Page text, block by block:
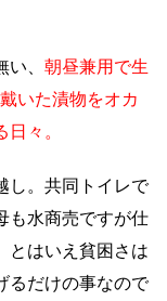
、 朝昼兼用で生
いた漬物をオカ
々。
し。共同トイレで
も水商売ですが仕
とはいえ貧困さは
るだけの事なので